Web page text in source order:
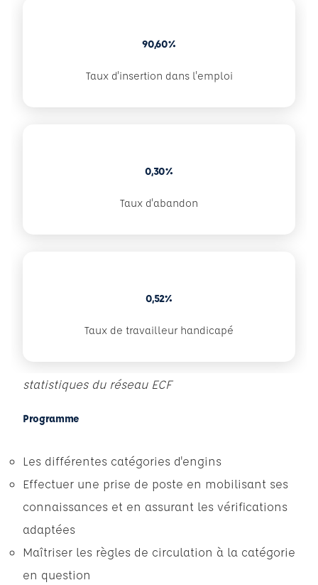
90,60%
Taux d'insertion dans l'emploi
0,30%
Taux d'abandon
0,52%
Taux de travailleur handicapé
statistiques du réseau ECF
Programme
Les différentes catégories d'engins
Effectuer une prise de poste en mobilisant ses
connaissances et en assurant les vérifications
adaptées
Maîtriser les règles de circulation à la catégorie
en question